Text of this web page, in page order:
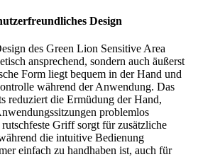
Design
des Green Lion Sensitive Area
ansprechend, sondern auch äußerst
Form liegt bequem in der Hand und
während der Anwendung. Das
reduziert die Ermüdung der Hand,
problemlos
Griff sorgt für zusätzliche
die intuitive Bedienung
einfach zu handhaben ist, auch für